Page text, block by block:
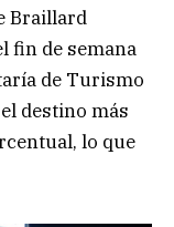
Braillard
fin de semana
de Turismo
destino más
lo que